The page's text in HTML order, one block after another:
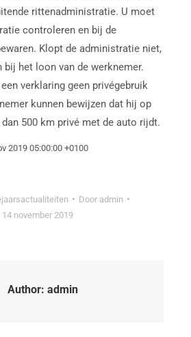
rittenadministratie. U moet
controleren en bij de
Klopt de administratie niet,
het loon van de werknemer.
verklaring geen privégebruik
kunnen bewijzen dat hij op
500 km privé met de auto rijdt.
2019 05:00:00 +0100
Door admin
14 november 2019
Author: admin